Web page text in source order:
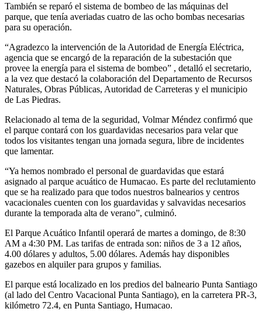
También se reparó el sistema de bombeo de las máquinas del
parque, que tenía averiadas cuatro de las ocho bombas necesarias
para su operación.
“Agradezco la intervención de la Autoridad de Energía Eléctrica,
agencia que se encargó de la reparación de la subestación que
provee la energía para el sistema de bombeo” , detalló el secretario,
a la vez que destacó la colaboración del Departamento de Recursos
Naturales, Obras Públicas, Autoridad de Carreteras y el municipio
de Las Piedras.
Relacionado al tema de la seguridad, Volmar Méndez confirmó que
el parque contará con los guardavidas necesarios para velar que
todos los visitantes tengan una jornada segura, libre de incidentes
que lamentar.
“Ya hemos nombrado el personal de guardavidas que estará
asignado al parque acuático de Humacao. Es parte del reclutamiento
que se ha realizado para que todos nuestros balnearios y centros
vacacionales cuenten con los guardavidas y salvavidas necesarios
durante la temporada alta de verano”, culminó.
El Parque Acuático Infantil operará de martes a domingo, de 8:30
AM a 4:30 PM. Las tarifas de entrada son: niños de 3 a 12 años,
4.00 dólares y adultos, 5.00 dólares. Además hay disponibles
gazebos en alquiler para grupos y familias.
El parque está localizado en los predios del balneario Punta Santiago
(al lado del Centro Vacacional Punta Santiago), en la carretera PR-3,
kilómetro 72.4, en Punta Santiago, Humacao.